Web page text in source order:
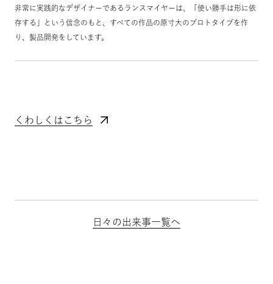
非常に実践的なデザイナーであるランスマイヤーは、「使い勝手は形に依
存する」という信念のもと、すべての作品の原寸大のプロトタイプを作
り、製品開発をしています。
くわしくはこちら
日々の出来事一覧へ